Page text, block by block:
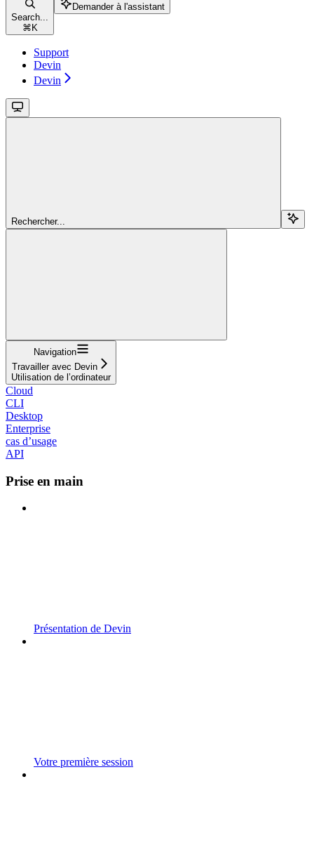
Search...
⌘ K
Demander à l'assistant
Support
Devin
Devin
Rechercher...
Navigation
Travailler avec Devin
Utilisation de l’ordinateur
Cloud
CLI
Desktop
Enterprise
cas d’usage
API
Prise en main
Présentation de Devin
Votre première session